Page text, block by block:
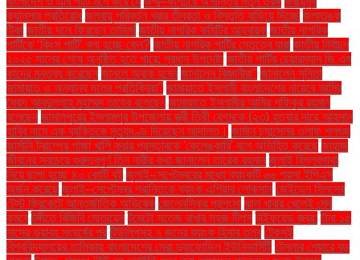
ক্যানসার প্রতিরোধ জলবায়ু পরিবর্তন খরার তীব্রতা ও বিস্তৃতি বাড়িয়ে দিচ্ছে জলাতঙ্ক
টিকা জাতীয় দলে ফিরছেন তামিম! জাতীয় নাগরিক কমিটির আহ্বায়ক জাতীয় নাগরিক
পার্টিকে ‘কিংস পার্টি’ বলা হচ্ছে কেন? জাতীয় নাগরিক পার্টির নেতৃত্বে যারা জাতীয় নির্বাচন
২০২৫ সালের শেষে অনুষ্ঠিত হতে পারে: প্রধান উপদেষ্টা জাতীয় পার্টির চেয়ারম্যান জি এম
কাদের মন্তব্য করেছেন জানলে অবাক হবেন জানালেন বিজ্ঞানীরা" জানালেন সুনিতা
জামায়াত ও অন্যান্য দলের প্রতিক্রিয়া'' জামায়াতে ইসলামী বাংলাদেশের নায়েবে আমির
সৈয়দ আবদুল্লাহ মুহাম্মদ তাহের বলেছেন জামায়াতে ইসলামীর আমির শফিকুর রহমান
বলেছেন জামালপুরের ইসলামপুর উপজেলায় স্ত্রী তিথী বেগমকে (২৩) হত্যার দায়ে আহসান
হাবিব নামে এক ব্যক্তিকে মৃত্যুদণ্ড দিয়েছেন আদালত। জার্মান চ্যান্সেলর ওলাফ শলৎজ
জার্মানি ট্রাম্পের গাজা খালি করার প্রস্তাবকে 'কেলেঙ্কারি' বলে অভিহিত করেছে জাহাজ
জীবনের সবচেয়ে গুরুত্বপূর্ণ তিন নারীর কথা জানালেন তারেক রহমান জুলাই বিপ্লবগাথা
নিয়ে ছাপা হচ্ছে ৪০ কোটি বই জুলাই-সেপ্টেম্বরের মধ্যে ব্যাংকটি ৬৬ পয়সা ইপিএস
অর্জন করেছে জুলাই–সেপ্টেম্বর প্রান্তিকে ব্যাংক এশিয়ার লোকসান জেইডেন সিলসের
টেস্ট ক্রিকেটে আন্তর্জাতিক অভিষেক জেলেনস্কির প্রশংসা ঝাল খাবার খেলেই মেদ
কমবে টঙ্গীতে বিজিবি মোতায়েন টমেটো সতেজ রাখার সহজ টিপস টাইফয়েড জ্বর: টানা ১৫
মাসের ভয়াবহ সংঘর্ষের পর টিউলিপসহ ৭ জনের ব্যাংক হিসাব তলব টেকসই
বিশ্ববিদ্যালয়ের তালিকায় বাংলাদেশের সেরা ড্যাফোডিল ইউনিভার্সিটি টেসলার শেয়ারে বড়